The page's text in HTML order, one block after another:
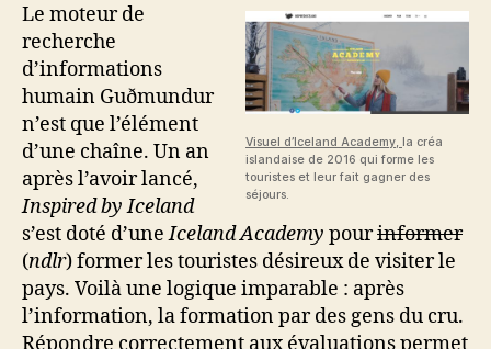
Visuel d’Iceland Academy, la créa
islandaise de 2016 qui forme les
touristes et leur fait gagner des
séjours.
Le moteur de
recherche
d’informations
humain Guðmundur
n’est que l’élément
d’une chaîne. Un an
après l’avoir lancé,
Inspired by Iceland
s’est doté d’uneIceland Academy pourinformer
(ndlr) former les touristes désireux de visiter le
pays. Voilà une logique imparable : après
l’information, la formation par des gens du cru.
Répondre correctement aux évaluations permet